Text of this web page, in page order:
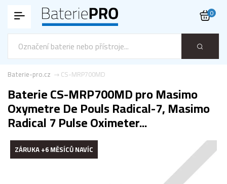
0
CS-MRP700MD
Baterie-pro.cz
Baterie CS-MRP700MD pro Masimo
Oxymetre De Pouls Radical-7, Masimo
Radical 7 Pulse Oximeter...
ZÁRUKA +6 MĚSÍCŮ NAVÍC